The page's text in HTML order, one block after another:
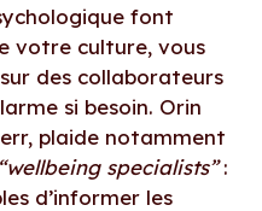
font
votre culture, vous
des collaborateurs
si besoin. Orin
plaide notamment
“wellbeing specialists”:
d’informer les